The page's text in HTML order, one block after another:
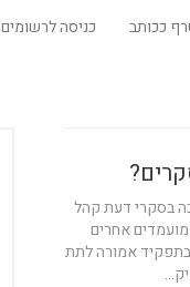
ככותב כניסה לרשומים
בסקרי דעת קהל
אחרים
אמורה לתת